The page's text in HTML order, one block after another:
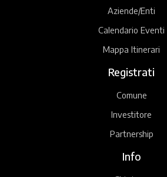
Aziende/Enti
Calendario Eventi
Mappa Itinerari
Registrati
Comune
Investitore
Partnership
Info